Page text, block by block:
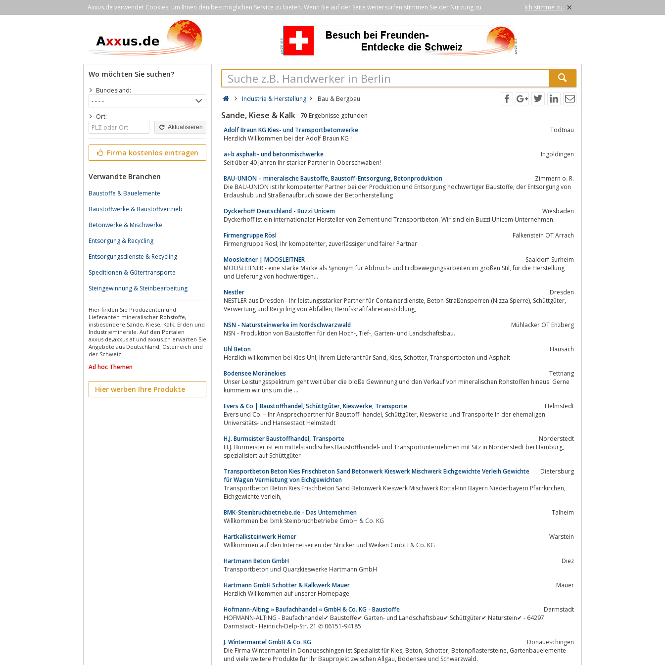
Axxus.de verwendet Cookies, um Ihnen den bestmöglichen Service zu bieten. Wenn Sie auf der Seite weitersurfen stimmen Sie der Nutzung zu. Ich stimme zu. ×
Wo möchten Sie suchen?
Bundesland:
Ort:
Aktualisieren
Firma kostenlos eintragen
Verwandte Branchen
Baustoffe & Bauelemente
Baustoffwerke & Baustoffvertrieb
Betonwerke & Mischwerke
Entsorgung & Recycling
Entsorgungsdienste & Recycling
Speditionen & Gütertransporte
Steingewinnung & Steinbearbeitung
Hier finden Sie Produzenten und
Lieferanten mineralischer Rohstoffe,
insbesondere Sande, Kiese, Kalk, Erden und
Industrieminerale. Auf den Portalen
axxus.de,axxus.at und axxus.ch erwarten Sie
Angebote aus Deutschland, Österreich und
der Schweiz.
Ad hoc Themen
Hier werben Ihre Produkte
Industrie & Herstellung Bau & Bergbau
Sande, Kiese & Kalk 70 Ergebnisse gefunden
Adolf Braun KG Kies- und Transportbetonwerke
Todtnau
Herzlich Willkommen bei der Adolf Braun KG !
a+b asphalt- und betonmischwerke
Ingoldingen
Seit über 40 Jahren Ihr starker Partner in Oberschwaben!
BAU-UNION – mineralische Baustoffe, Baustoff-Entsorgung, Betonproduktion
Zimmern o. R.
Die BAU-UNION ist Ihr kompetenter Partner bei der Produktion und Entsorgung hochwertiger Baustoffe, der Entsorgung von
Erdaushub und Straßenaufbruch sowie der Betonherstellung
Dyckerhoff Deutschland - Buzzi Unicem
Wiesbaden
Dyckerhoff ist ein internationaler Hersteller von Zement und Transportbeton. Wir sind ein Buzzi Unicem Unternehmen.
Firmengruppe Rösl
Falkenstein OT Arrach
Firmengruppe Rösl, Ihr kompetenter, zuverlässiger und fairer Partner
Moosleitner | MOOSLEITNER
Saaldorf-Surheim
MOOSLEITNER - eine starke Marke als Synonym für Abbruch- und Erdbewegungsarbeiten im großen Stil, für die Herstellung
und Lieferung von hochwertigen...
Nestler
Dresden
NESTLER aus Dresden - Ihr leistungsstarker Partner für Containerdienste, Beton-Straßensperren (Nizza Sperre), Schüttgüter,
Verwertung und Recycling von Abfällen, Berufskraftfahrerausbildung,
NSN - Natursteinwerke im Nordschwarzwald
Mühlacker OT Enzberg
NSN - Produktion von Baustoffen für den Hoch-, Tief-, Garten- und Landschaftsbau.
Uhl Beton
Hausach
Herzlich willkommen bei Kies-Uhl, Ihrem Lieferant für Sand, Kies, Schotter, Transportbeton und Asphalt
Bodensee Moränekies
Tettnang
Unser Leistungsspektrum geht weit über die bloße Gewinnung und den Verkauf von mineralischen Rohstoffen hinaus. Gerne
kümmern wir uns um die ...
Evers & Co | Baustoffhandel, Schüttgüter, Kieswerke, Transporte
Helmstedt
Evers und Co. – Ihr Ansprechpartner für Baustoff- handel, Schüttgüter, Kieswerke und Transporte In der ehemaligen
Universitäts- und Hansestadt Helmstedt
H.J. Burmeister Baustoffhandel, Transporte
Norderstedt
H.J. Burmeister ist ein mittelständisches Baustoffhandel- und Transportunternehmen mit Sitz in Norderstedt bei Hamburg,
spezialisiert auf Schüttgüter
Transportbeton Beton Kies Frischbeton Sand Betonwerk Kieswerk Mischwerk Eichgewichte Verleih Gewichte
für Wagen Vermietung von Eichgewichten
Dietersburg
Transportbeton Beton Kies Frischbeton Sand Betonwerk Kieswerk Mischwerk Rottal-Inn Bayern Niederbayern Pfarrkirchen,
Eichgewichte Verleih,
BMK-Steinbruchbetriebe.de - Das Unternehmen
Talheim
Willkommen bei bmk Steinbruchbetriebe GmbH & Co. KG
Hartkalksteinwerk Hemer
Warstein
Willkommen auf den Internetseiten der Stricker und Weiken GmbH & Co. KG
Hartmann Beton GmbH
Diez
Transportbeton und Quarzkieswerke Hartmann GmbH
Hartmann GmbH Schotter & Kalkwerk Mauer
Mauer
Herzlich Willkommen auf unserer Homepage
Hofmann-Alting » Baufachhandel « GmbH & Co. KG - Baustoffe
Darmstadt
HOFMANN-ALTING - Baufachhandel✔ Baustoffe✔ Garten- und Landschaftsbau✔ Schüttgüter✔ Naturstein✔ - 64297
Darmstadt - Heinrich-Delp-Str. 21 ✆ 06151-94185
J. Wintermantel GmbH & Co. KG
Donaueschingen
Die Firma Wintermantel in Donaueschingen ist Spezialist für Kies, Beton, Schotter, Betonpflastersteine, Gartenbauelemente
und viele weitere Produkte für Ihr Bauprojekt zwischen Allgäu, Bodensee und Schwarzwald.